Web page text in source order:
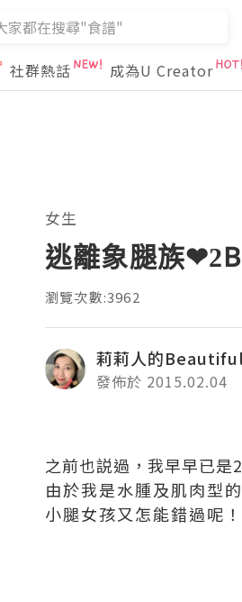
社群熱話 成為U Creator
女生
逃離象腿族
瀏覽次數:3962
莉莉人的
發佈於 2015.02.04
之前也説過，我早早已是
由於我是水腫及肌肉型
小腿女孩又怎能錯過呢！